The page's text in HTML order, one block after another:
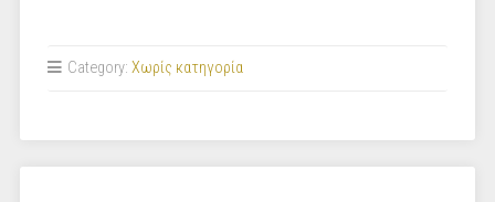
Category: Χωρίς κατηγορία